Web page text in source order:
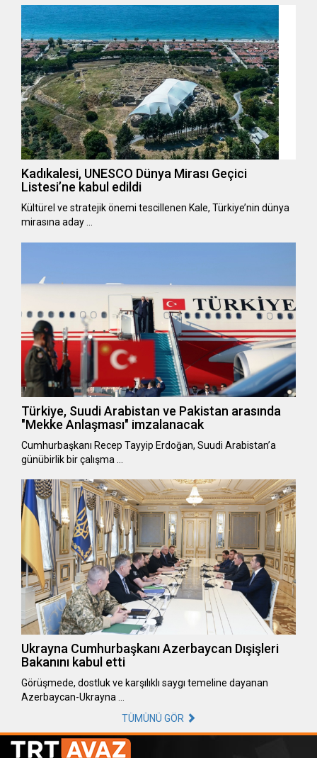
Kadıkalesi, UNESCO Dünya Mirası Geçici
Listesi’ne kabul edildi
Kültürel ve stratejik önemi tescillenen Kale, Türkiye’nin dünya
mirasına aday …
Türkiye, Suudi Arabistan ve Pakistan arasında
"Mekke Anlaşması" imzalanacak
Cumhurbaşkanı Recep Tayyip Erdoğan, Suudi Arabistan’a
günübirlik bir çalışma …
Ukrayna Cumhurbaşkanı Azerbaycan Dışişleri
Bakanını kabul etti
Görüşmede, dostluk ve karşılıklı saygı temeline dayanan
Azerbaycan-Ukrayna …
TÜMÜNÜ GÖR